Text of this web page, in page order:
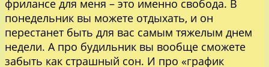
фрилансе для меня – это именно свобода. В
понедельник вы можете отдыхать, и он
перестанет быть для вас самым тяжелым днем
недели. А про будильник вы вообще сможете
забыть как страшный сон. И про «график